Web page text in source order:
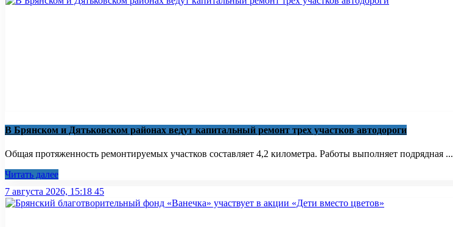
В Брянском и Дятьковском районах ведут капитальный ремонт трех участков автодороги
Общая протяженность ремонтируемых участков составляет 4,2 километра. Работы выполняет подрядная ...
Читать далее
7 августа 2026, 15:18 45